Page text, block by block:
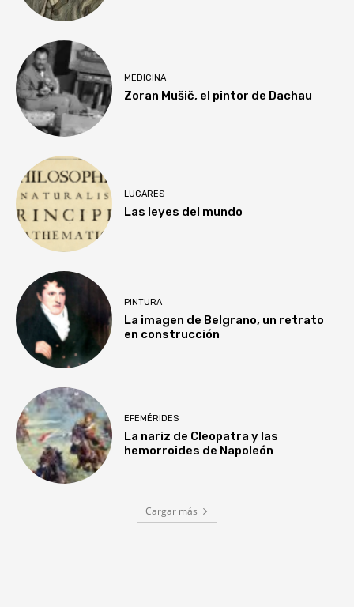
MEDICINA
Zoran Mušič, el pintor de Dachau
LUGARES
Las leyes del mundo
PINTURA
La imagen de Belgrano, un retrato
en construcción
EFEMÉRIDES
La nariz de Cleopatra y las
hemorroides de Napoleón
Cargar más